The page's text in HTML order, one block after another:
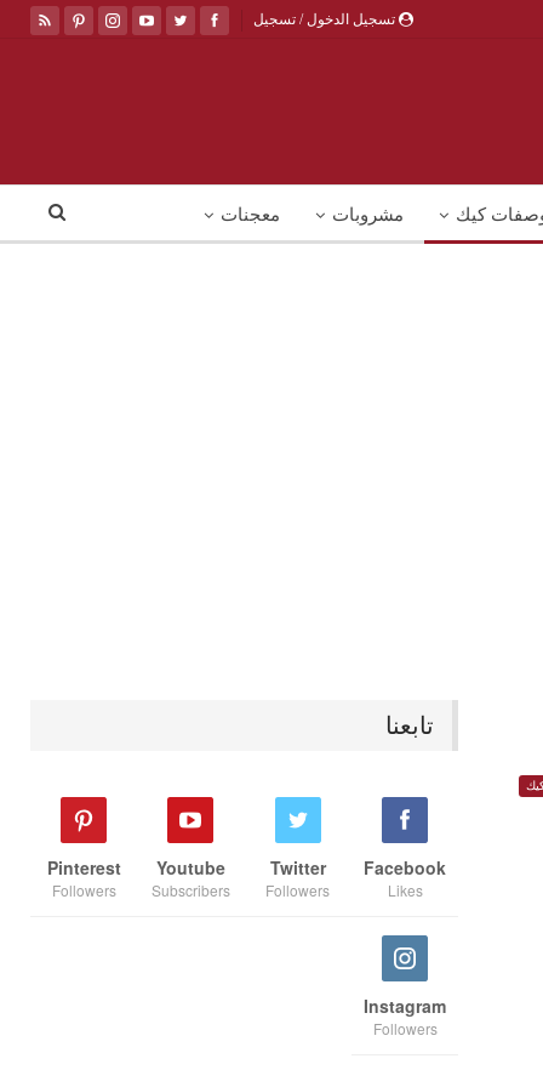
تسجيل الدخول / تسجيل
كيك مشروبات معجنات
تابعنا
Facebook
Likes
Twitter
Followers
Youtube
Subscribers
Pinterest
Followers
Instagram
Followers